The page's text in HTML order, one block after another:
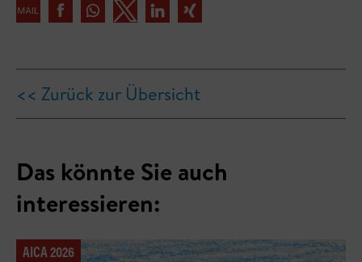
<< Zurück zur Übersicht
Das könnte Sie auch
interessieren:
AICA 2026